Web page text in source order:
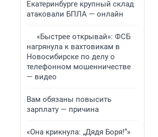
Екатеринбурге крупный склад
атаковали БПЛА — онлайн
«Быстрее открывай»: ФСБ
нагрянула к вахтовикам в
Новосибирске по делу о
телефонном мошенничестве
— видео
Вам обязаны повысить
зарплату — причина
«Она крикнула: „Дядя Боря!“»